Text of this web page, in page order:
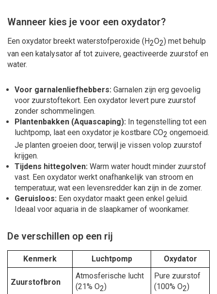
Wanneer kies je voor een oxydator?
Een oxydator breekt waterstofperoxide (H2O2) met behulp
van een katalysator af tot zuivere, geactiveerde zuurstof en
water.
Voor garnalenliefhebbers: Garnalen zijn erg gevoelig
voor zuurstoftekort. Een oxydator levert pure zuurstof
zonder schommelingen.
Plantenbakken (Aquascaping): In tegenstelling tot een
luchtpomp, laat een oxydator je kostbare CO2 ongemoeid.
Je planten groeien door, terwijl je vissen volop zuurstof
krijgen.
Tijdens hittegolven: Warm water houdt minder zuurstof
vast. Een oxydator werkt onafhankelijk van stroom en
temperatuur, wat een levensredder kan zijn in de zomer.
Geruisloos: Een oxydator maakt geen enkel geluid.
Ideaal voor aquaria in de slaapkamer of woonkamer.
De verschillen op een rij
Kenmerk Luchtpomp Oxydator
Zuurstofbron
Atmosferische lucht
(21% O2)
Pure zuurstof
(100% O2)